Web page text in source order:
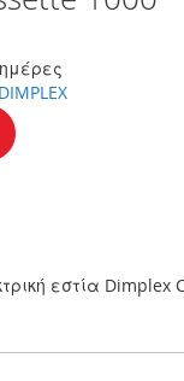
DIMPLEX
εστία Dimplex